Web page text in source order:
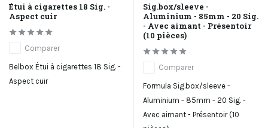
Étui à cigarettes 18 Sig. -
Aspect cuir
Comparer
Belbox Étui à cigarettes 18 Sig. -
Aspect cuir
Sig.box/sleeve -
Aluminium - 85mm - 20 Sig.
- Avec aimant - Présentoir
(10 pièces)
Comparer
Formula Sig.box/sleeve -
Aluminium - 85mm - 20 Sig. -
Avec aimant - Présentoir (10